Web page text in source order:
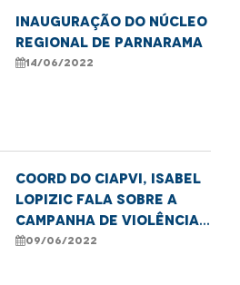
Inauguração do Núcleo
Regional de Parnarama
14/06/2022
Coord do CIAPVI, Isabel
Lopizic fala sobre a
Campanha de Violência
contra os idosos
09/06/2022